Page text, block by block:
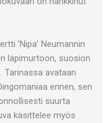
’Nipa’ Neumannin
läpimurtoon, suosion
Tarinassa avataan
ennen, sen
suurta
käsittelee myös